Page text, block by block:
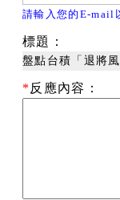
請輸入您的E-mail
標題：
盤點台積「退將
* 反應內容：